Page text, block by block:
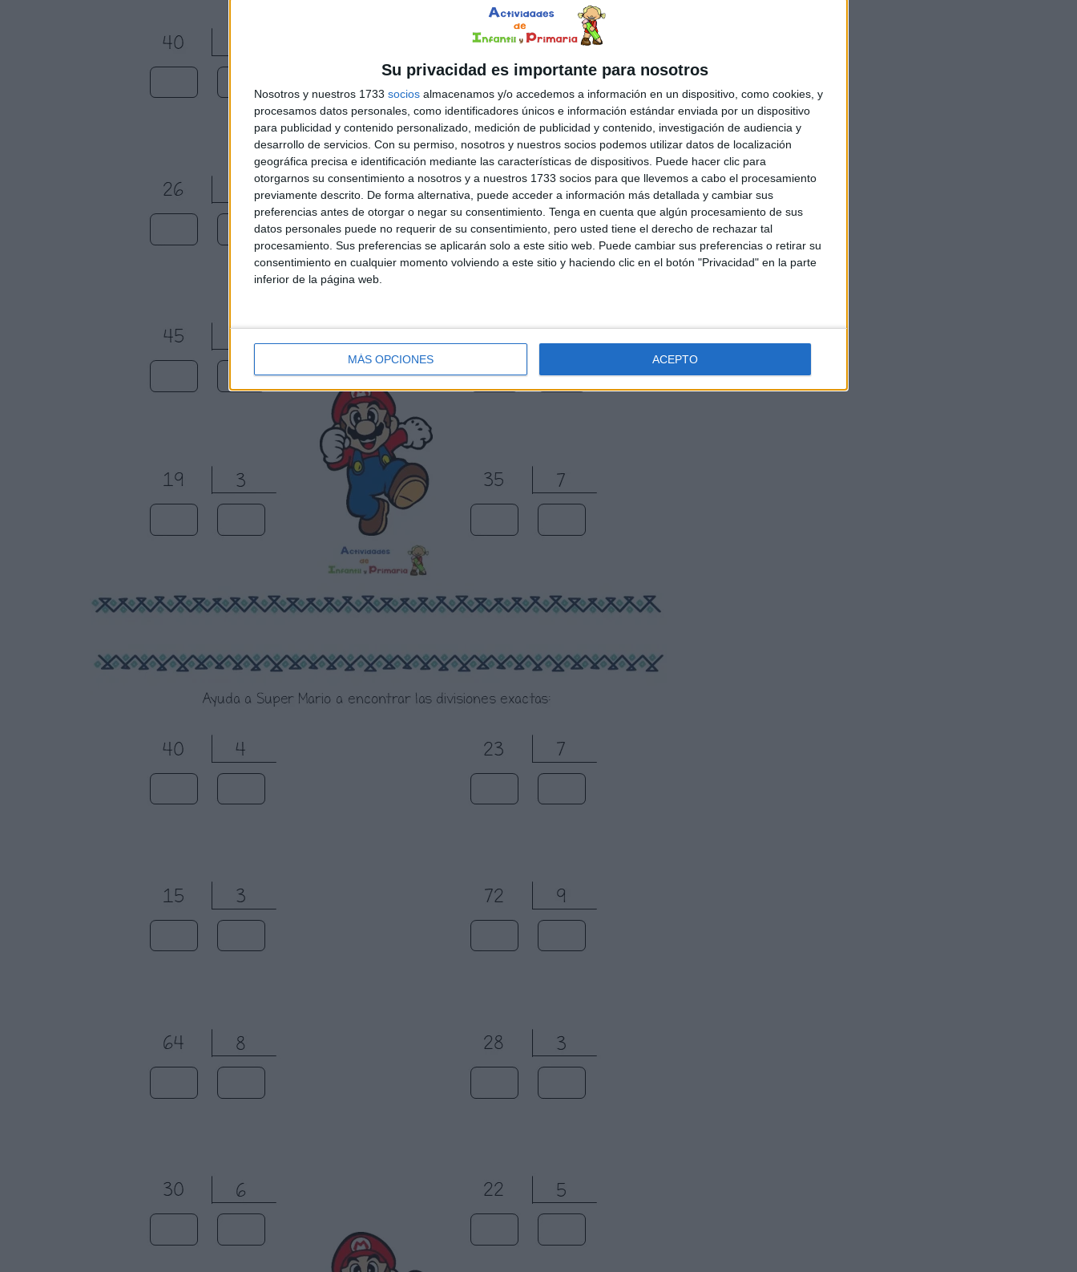
Su privacidad es importante para nosotros
Nosotros y nuestros 1733 socios almacenamos y/o accedemos a información en un dispositivo, como cookies, y
procesamos datos personales, como identificadores únicos e información estándar enviada por un dispositivo
para publicidad y contenido personalizado, medición de publicidad y contenido, investigación de audiencia y
desarrollo de servicios. Con su permiso, nosotros y nuestros socios podemos utilizar datos de localización
geográfica precisa e identificación mediante las características de dispositivos. Puede hacer clic para
otorgarnos su consentimiento a nosotros y a nuestros 1733 socios para que llevemos a cabo el procesamiento
previamente descrito. De forma alternativa, puede acceder a información más detallada y cambiar sus
preferencias antes de otorgar o negar su consentimiento. Tenga en cuenta que algún procesamiento de sus
datos personales puede no requerir de su consentimiento, pero usted tiene el derecho de rechazar tal
procesamiento. Sus preferencias se aplicarán solo a este sitio web. Puede cambiar sus preferencias o retirar su
consentimiento en cualquier momento volviendo a este sitio y haciendo clic en el botón "Privacidad" en la parte
inferior de la página web.
MÁS OPCIONES ACEPTO